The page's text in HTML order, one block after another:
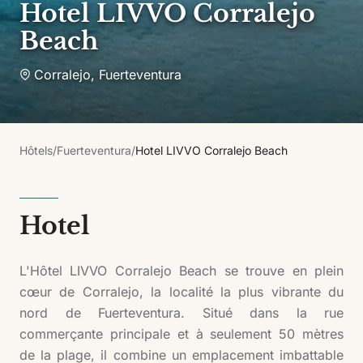
Hotel LIVVO Corralejo
Beach
Corralejo, Fuerteventura
Hôtels/Fuerteventura/Hotel LIVVO Corralejo Beach
Hotel
L'Hôtel LIVVO Corralejo Beach se trouve en plein
cœur de Corralejo, la localité la plus vibrante du
nord de Fuerteventura. Situé dans la rue
commerçante principale et à seulement 50 mètres
de la plage, il combine un emplacement imbattable